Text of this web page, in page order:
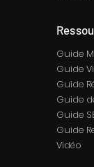
Guide
Guide
Guide
Guide
Guide
Guide
Vidéo